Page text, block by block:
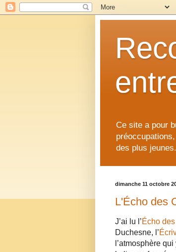
Ce site a pour
des plus
dimanche 11 octobre
L'Écho des
J’ai lu l’Écho
Duchesne, l’
l’atmosphère